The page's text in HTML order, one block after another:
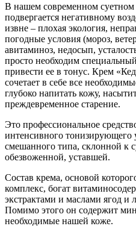
В нашем современном
подвергается негативному
извне – плохая экология,
погодные условия (мороз,
авитаминоз, недосып,
просто необходим
привести ее в тонус. Крем
сочетает в себе все
глубоко напитать кожу,
преждевременное старение.
Это профессиональное
интенсивного тонизирующего
смешанного типа, склонной к
обезвоженной, уставшей.
Состав крема, основой
комплекс, богат
экстрактами и маслами ягод и
Помимо этого он содержит
необходимые нашей коже.